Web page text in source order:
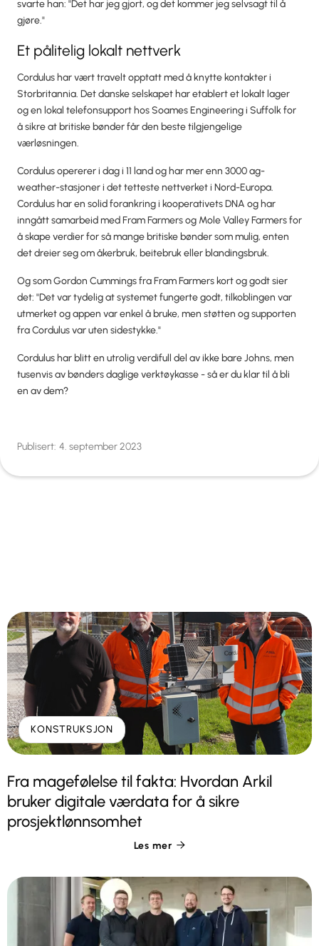
svarte han: "Det har jeg gjort, og det kommer jeg selvsagt til å
gjøre."
Et pålitelig lokalt nettverk
Cordulus har vært travelt opptatt med å knytte kontakter i
Storbritannia. Det danske selskapet har etablert et lokalt lager
og en lokal telefonsupport hos Soames Engineering i Suffolk for
å sikre at britiske bønder får den beste tilgjengelige
værløsningen.
Cordulus opererer i dag i 11 land og har mer enn 3000 ag-
weather-stasjoner i det tetteste nettverket i Nord-Europa.
Cordulus har en solid forankring i kooperativets DNA og har
inngått samarbeid med Fram Farmers og Mole Valley Farmers for
å skape verdier for så mange britiske bønder som mulig, enten
det dreier seg om åkerbruk, beitebruk eller blandingsbruk.
Og som Gordon Cummings fra Fram Farmers kort og godt sier
det: "Det var tydelig at systemet fungerte godt, tilkoblingen var
utmerket og appen var enkel å bruke, men støtten og supporten
fra Cordulus var uten sidestykke."
Cordulus har blitt en utrolig verdifull del av ikke bare Johns, men
tusenvis av bønders daglige verktøykasse - så er du klar til å bli
en av dem?
Publisert: 4. september 2023
KONSTRUKSJON
Fra magefølelse til fakta: Hvordan Arkil
bruker digitale værdata for å sikre
prosjektlønnsomhet
Les mer 